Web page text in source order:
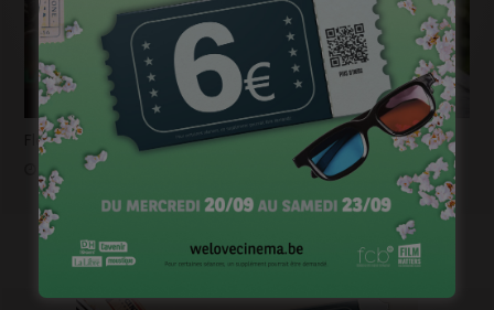
Flashback 2022/ Flashforward 2023: Raphaël Balboni
janvier 6, 2023